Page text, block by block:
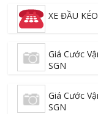
XE ĐẦU
Giá Cước
SGN
Giá Cước
SGN